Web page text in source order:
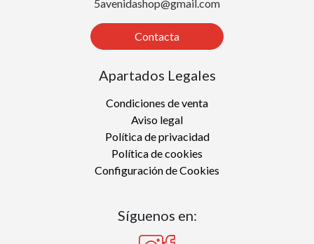
5avenidashop@gmail.com
Contacta
Apartados Legales
Condiciones de venta
Aviso legal
Política de privacidad
Política de cookies
Configuración de Cookies
Síguenos en: